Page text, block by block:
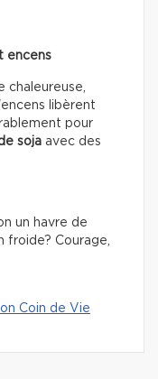
encens
chaleureuse,
libèrent
pour
soja avec des
un havre de
froide? Courage,
Coin de Vie